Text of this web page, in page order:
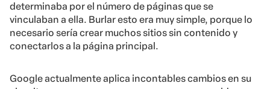
determinaba por el número de páginas que se
vinculaban a ella. Burlar esto era muy simple, porque lo
necesario sería crear muchos sitios sin contenido y
conectarlos a la página principal.
Google actualmente aplica incontables cambios en su